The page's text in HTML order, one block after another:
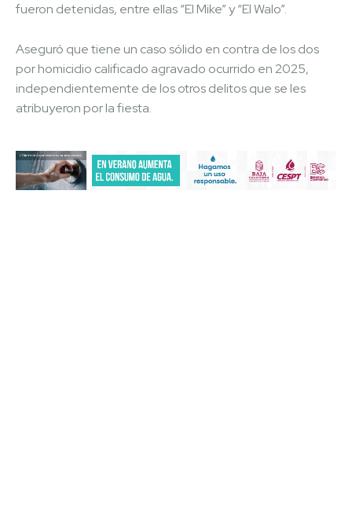
fueron detenidas, entre ellas “El Mike” y “El Walo”.
Aseguró que tiene un caso sólido en contra de los dos
por homicidio calificado agravado ocurrido en 2025,
independientemente de los otros delitos que se les
atribuyeron por la fiesta.